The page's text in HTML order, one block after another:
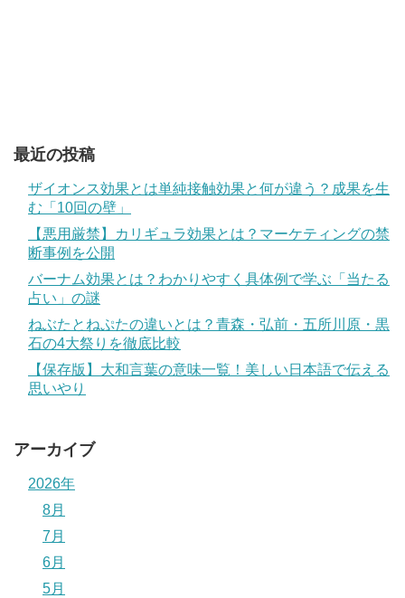
最近の投稿
ザイオンス効果とは単純接触効果と何が違う？成果を生
む「10回の壁」
【悪用厳禁】カリギュラ効果とは？マーケティングの禁
断事例を公開
バーナム効果とは？わかりやすく具体例で学ぶ「当たる
占い」の謎
ねぶたとねぷたの違いとは？青森・弘前・五所川原・黒
石の4大祭りを徹底比較
【保存版】大和言葉の意味一覧！美しい日本語で伝える
思いやり
アーカイブ
2026年
8月
7月
6月
5月